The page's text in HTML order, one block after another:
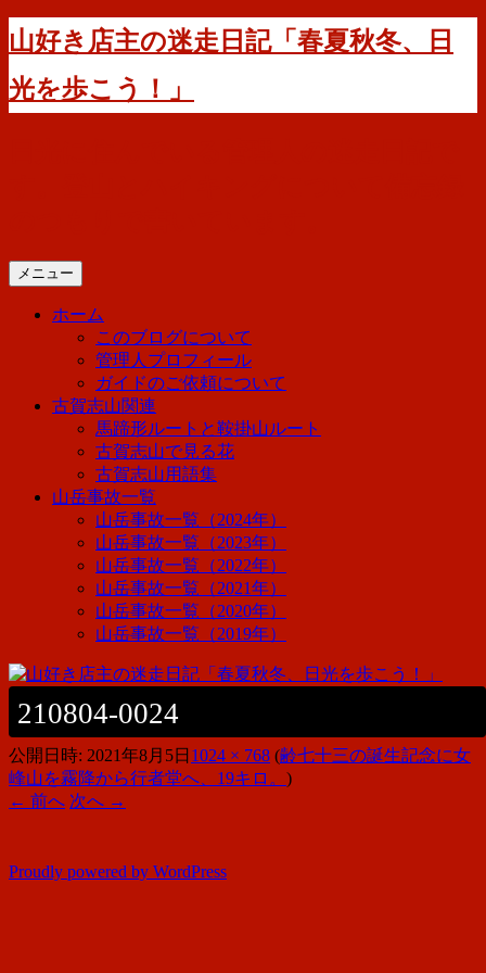
コ
ン
テ
ン
ツ
山好き店主の迷走日記「春夏秋冬、日
光を歩こう！」
メニュー
ホーム
このブログについて
管理人プロフィール
ガイドのご依頼について
古賀志山関連
馬蹄形ルートと鞍掛山ルート
古賀志山で見る花
古賀志山用語集
山岳事故一覧
山岳事故一覧（2024年）
山岳事故一覧（2023年）
山岳事故一覧（2022年）
山岳事故一覧（2021年）
山岳事故一覧（2020年）
山岳事故一覧（2019年）
210804-0024
公開日時: 2021年8月5日 1024 × 768 (齢七十三の誕生記念に女
峰山を霧降から行者堂へ、19キロ。 )
← 前へ 次へ →
Proudly powered by WordPress